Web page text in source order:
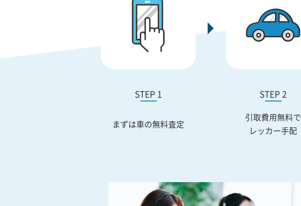
STEP 1
まずは車の無料査定
STEP 2
引取費用無料で
レッカー手配